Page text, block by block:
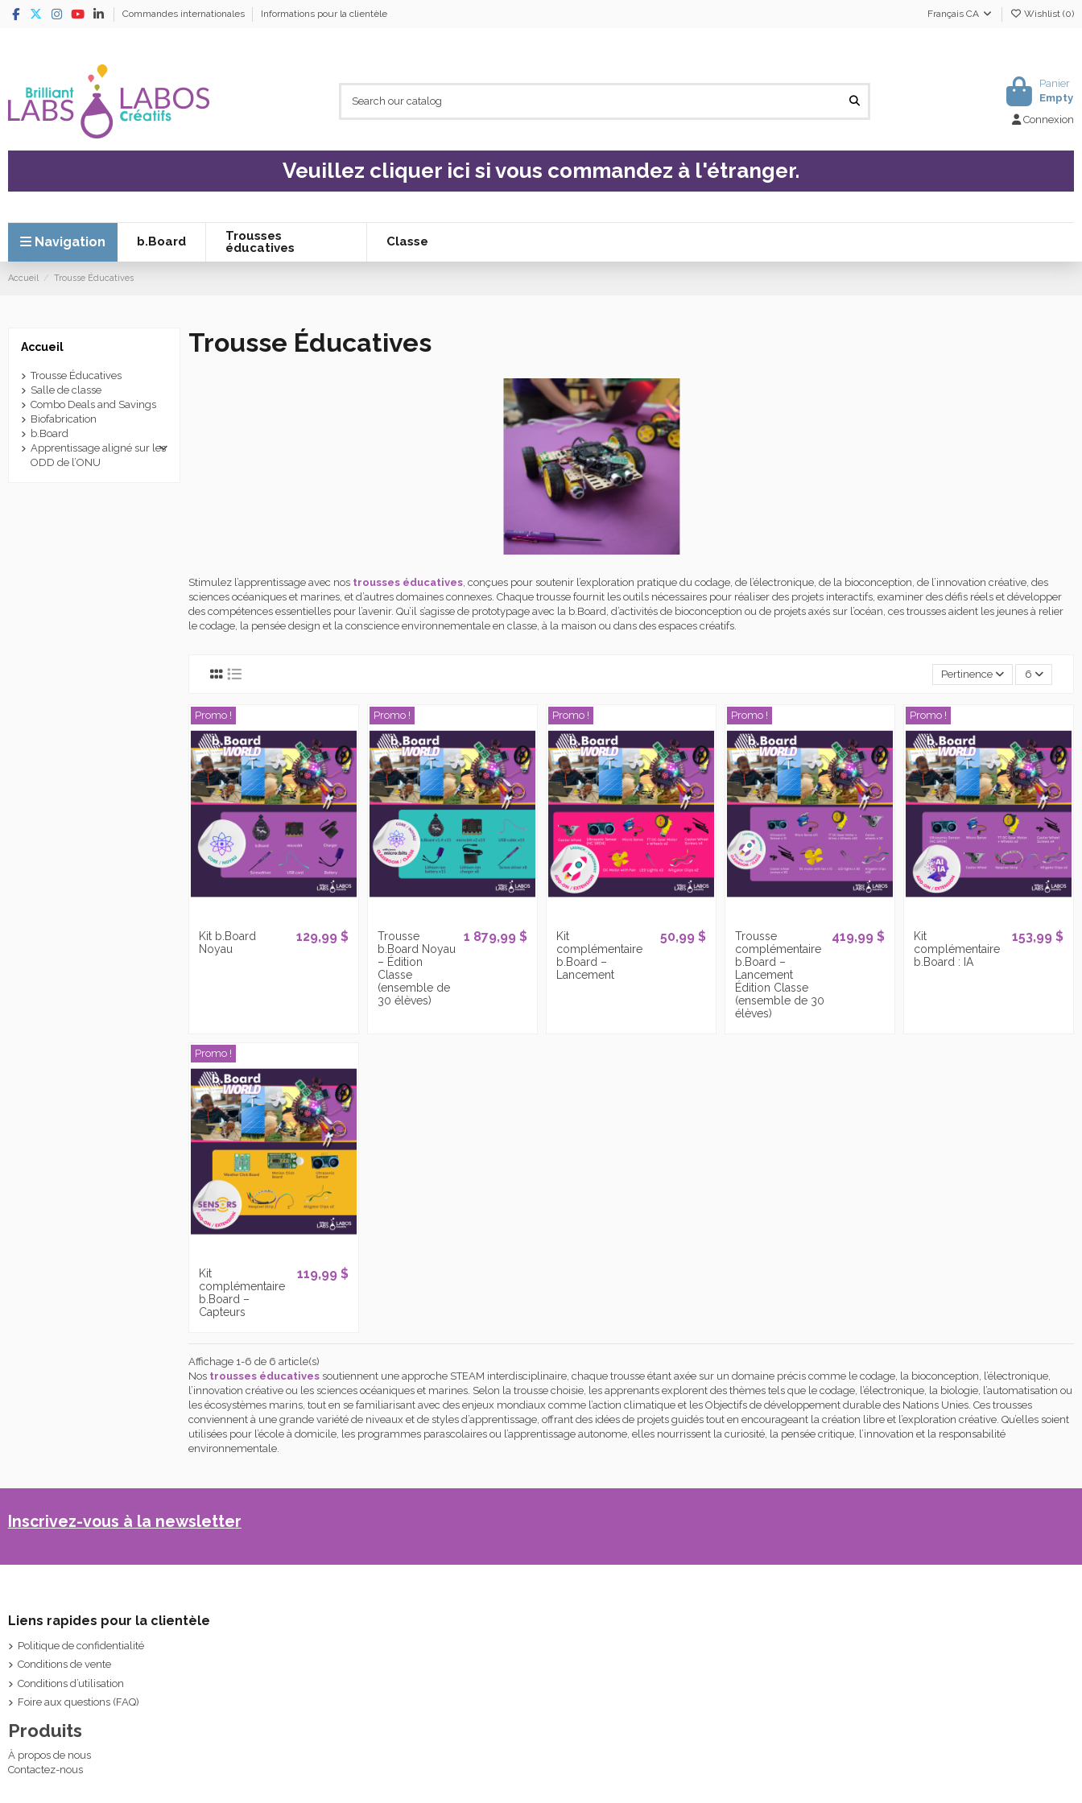
Commandes internationales Informations pour la clientèle Français CA Wishlist (0)
Panier
Empty
Connexion
Veuillez cliquer ici si vous commandez à l'étranger.
Navigation b.Board
Trousses
éducatives
Classe
Accueil Trousse Éducatives
Trousse Éducatives
Stimulez l’apprentissage avec nos trousses éducatives, conçues pour soutenir l’exploration pratique du codage, de l’électronique, de la bioconception, de l’innovation créative, des
sciences océaniques et marines, et d’autres domaines connexes. Chaque trousse fournit les outils nécessaires pour réaliser des projets interactifs, examiner des défis réels et développer
des compétences essentielles pour l’avenir. Qu’il s’agisse de prototypage avec la b.Board, d’activités de bioconception ou de projets axés sur l’océan, ces trousses aident les jeunes à relier
le codage, la pensée design et la conscience environnementale en classe, à la maison ou dans des espaces créatifs.
Pertinence 6
Promo !
Kit b.Board
Noyau
129,99 $
Promo !
Trousse
b.Board Noyau
– Édition
Classe
(ensemble de
30 élèves)
1 879,99 $
Promo !
Kit
complémentaire
b.Board –
Lancement
50,99 $
Promo !
Trousse
complémentaire
b.Board –
Lancement
Édition Classe
(ensemble de 30
élèves)
419,99 $
Promo !
Kit
complémentaire
b.Board : IA
153,99 $
Promo !
Kit
complémentaire
b.Board –
Capteurs
119,99 $
Affichage 1-6 de 6 article(s)
Nos trousses éducativessoutiennent une approche STEAM interdisciplinaire, chaque trousse étant axée sur un domaine précis comme le codage, la bioconception, l’électronique,
l’innovation créative ou les sciences océaniques et marines. Selon la trousse choisie, les apprenants explorent des thèmes tels que le codage, l’électronique, la biologie, l’automatisation ou
les écosystèmes marins, tout en se familiarisant avec des enjeux mondiaux comme l’action climatique et les Objectifs de développement durable des Nations Unies. Ces trousses
conviennent à une grande variété de niveaux et de styles d’apprentissage, offrant des idées de projets guidés tout en encourageant la création libre et l’exploration créative. Qu’elles soient
utilisées pour l’école à domicile, les programmes parascolaires ou l’apprentissage autonome, elles nourrissent la curiosité, la pensée critique, l’innovation et la responsabilité
environnementale.
Accueil
Trousse Éducatives
Salle de classe
Combo Deals and Savings
Biofabrication
b.Board
Apprentissage aligné sur les
ODD de l’ONU
Inscrivez-vous à la newsletter
Liens rapides pour la clientèle
Politique de confidentialité
Conditions de vente
Conditions d’utilisation
Foire aux questions (FAQ)
Produits
À propos de nous
Contactez-nous